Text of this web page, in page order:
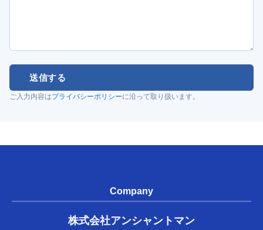
送信する
ご入力内容はプライバシーポリシーに沿って取り扱います。
Company
株式会社アンシャントマン